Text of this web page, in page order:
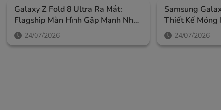
Galaxy Z Fold 8 Ultra Ra Mắt:
Flagship Màn Hình Gập Mạnh Nhất
Của Samsung, Giá Từ 52,99 Triệu
Đồng
24/07/2026
Samsung
Thiết Kế Mỏng
Ngoài Lớn Và
24/07/2026